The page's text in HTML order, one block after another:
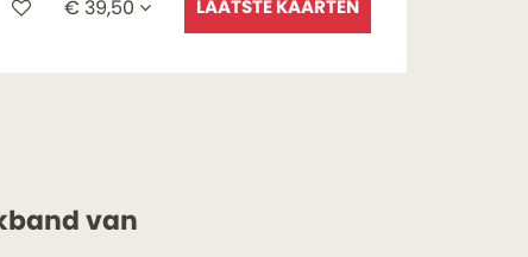
€ 39,50 LAATSTE KAARTEN
van